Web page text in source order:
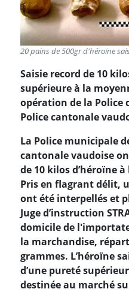
20 pains de 500gr d'héroïne
Saisie record de 10
supérieure à la
opération de la Police
Police cantonale
La Police municipale
cantonale vaudoise
de 10 kilos d’héroïne
Pris en flagrant délit,
ont été interpellés et
Juge d’instruction
domicile de
la marchandise,
grammes. L’héroïne
d’une pureté
destinée au marché